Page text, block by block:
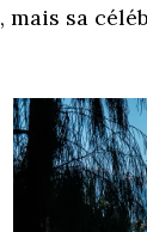
sa